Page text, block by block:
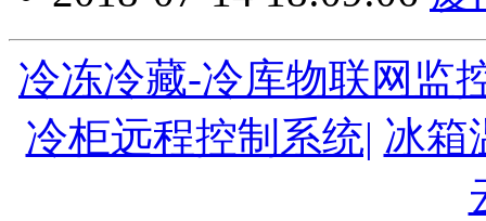
冷冻冷藏-冷库物联网监
冷柜远程控制系统| 冰箱